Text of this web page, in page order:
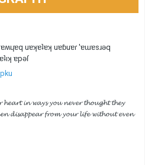
ɐʍɥɐq uɐʞɐʇɐʞ uɐɓuɐɾ 'ɐɯɐsɹǝq
ɐpǝſ
𝓲𝓷 𝔀𝓪𝔂𝓼 𝔂𝓸𝓾 𝓷𝓮𝓿𝓮𝓻 𝓽𝓱𝓸𝓾𝓰𝓱𝓽 𝓽𝓱𝓮𝔂
𝓭𝓲𝓼𝓪𝓹𝓹𝓮𝓪𝓻 𝓯𝓻𝓸𝓶 𝔂𝓸𝓾𝓻 𝓵𝓲𝓯𝓮 𝔀𝓲𝓽𝓱𝓸𝓾𝓽 𝓮𝓿𝓮𝓷